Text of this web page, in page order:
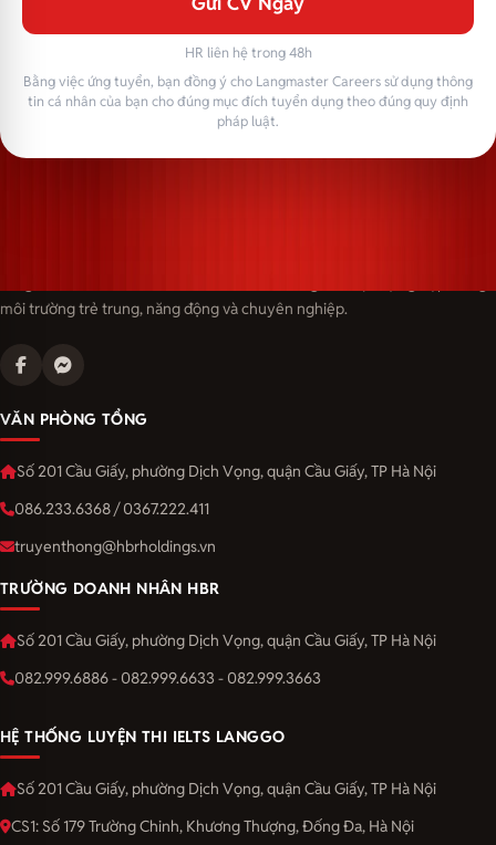
HR liên hệ trong 48h
Bằng việc ứng tuyển, bạn đồng ý cho Langmaster Careers sử dụng thông
tin cá nhân của bạn cho đúng mục đích tuyển dụng theo đúng quy định
pháp luật.
môi trường trẻ trung, năng động và chuyên nghiệp.
VĂN PHÒNG TỔNG
Số 201 Cầu Giấy, phường Dịch Vọng, quận Cầu Giấy, TP Hà Nội
086.233.6368 / 0367.222.411
truyenthong@hbrholdings.vn
TRƯỜNG DOANH NHÂN HBR
Số 201 Cầu Giấy, phường Dịch Vọng, quận Cầu Giấy, TP Hà Nội
082.999.6886 - 082.999.6633 - 082.999.3663
HỆ THỐNG LUYỆN THI IELTS LANGGO
Số 201 Cầu Giấy, phường Dịch Vọng, quận Cầu Giấy, TP Hà Nội
CS1: Số 179 Trường Chinh, Khương Thượng, Đống Đa, Hà Nội